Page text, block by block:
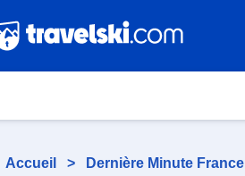
Accueil > Dernière Minute France